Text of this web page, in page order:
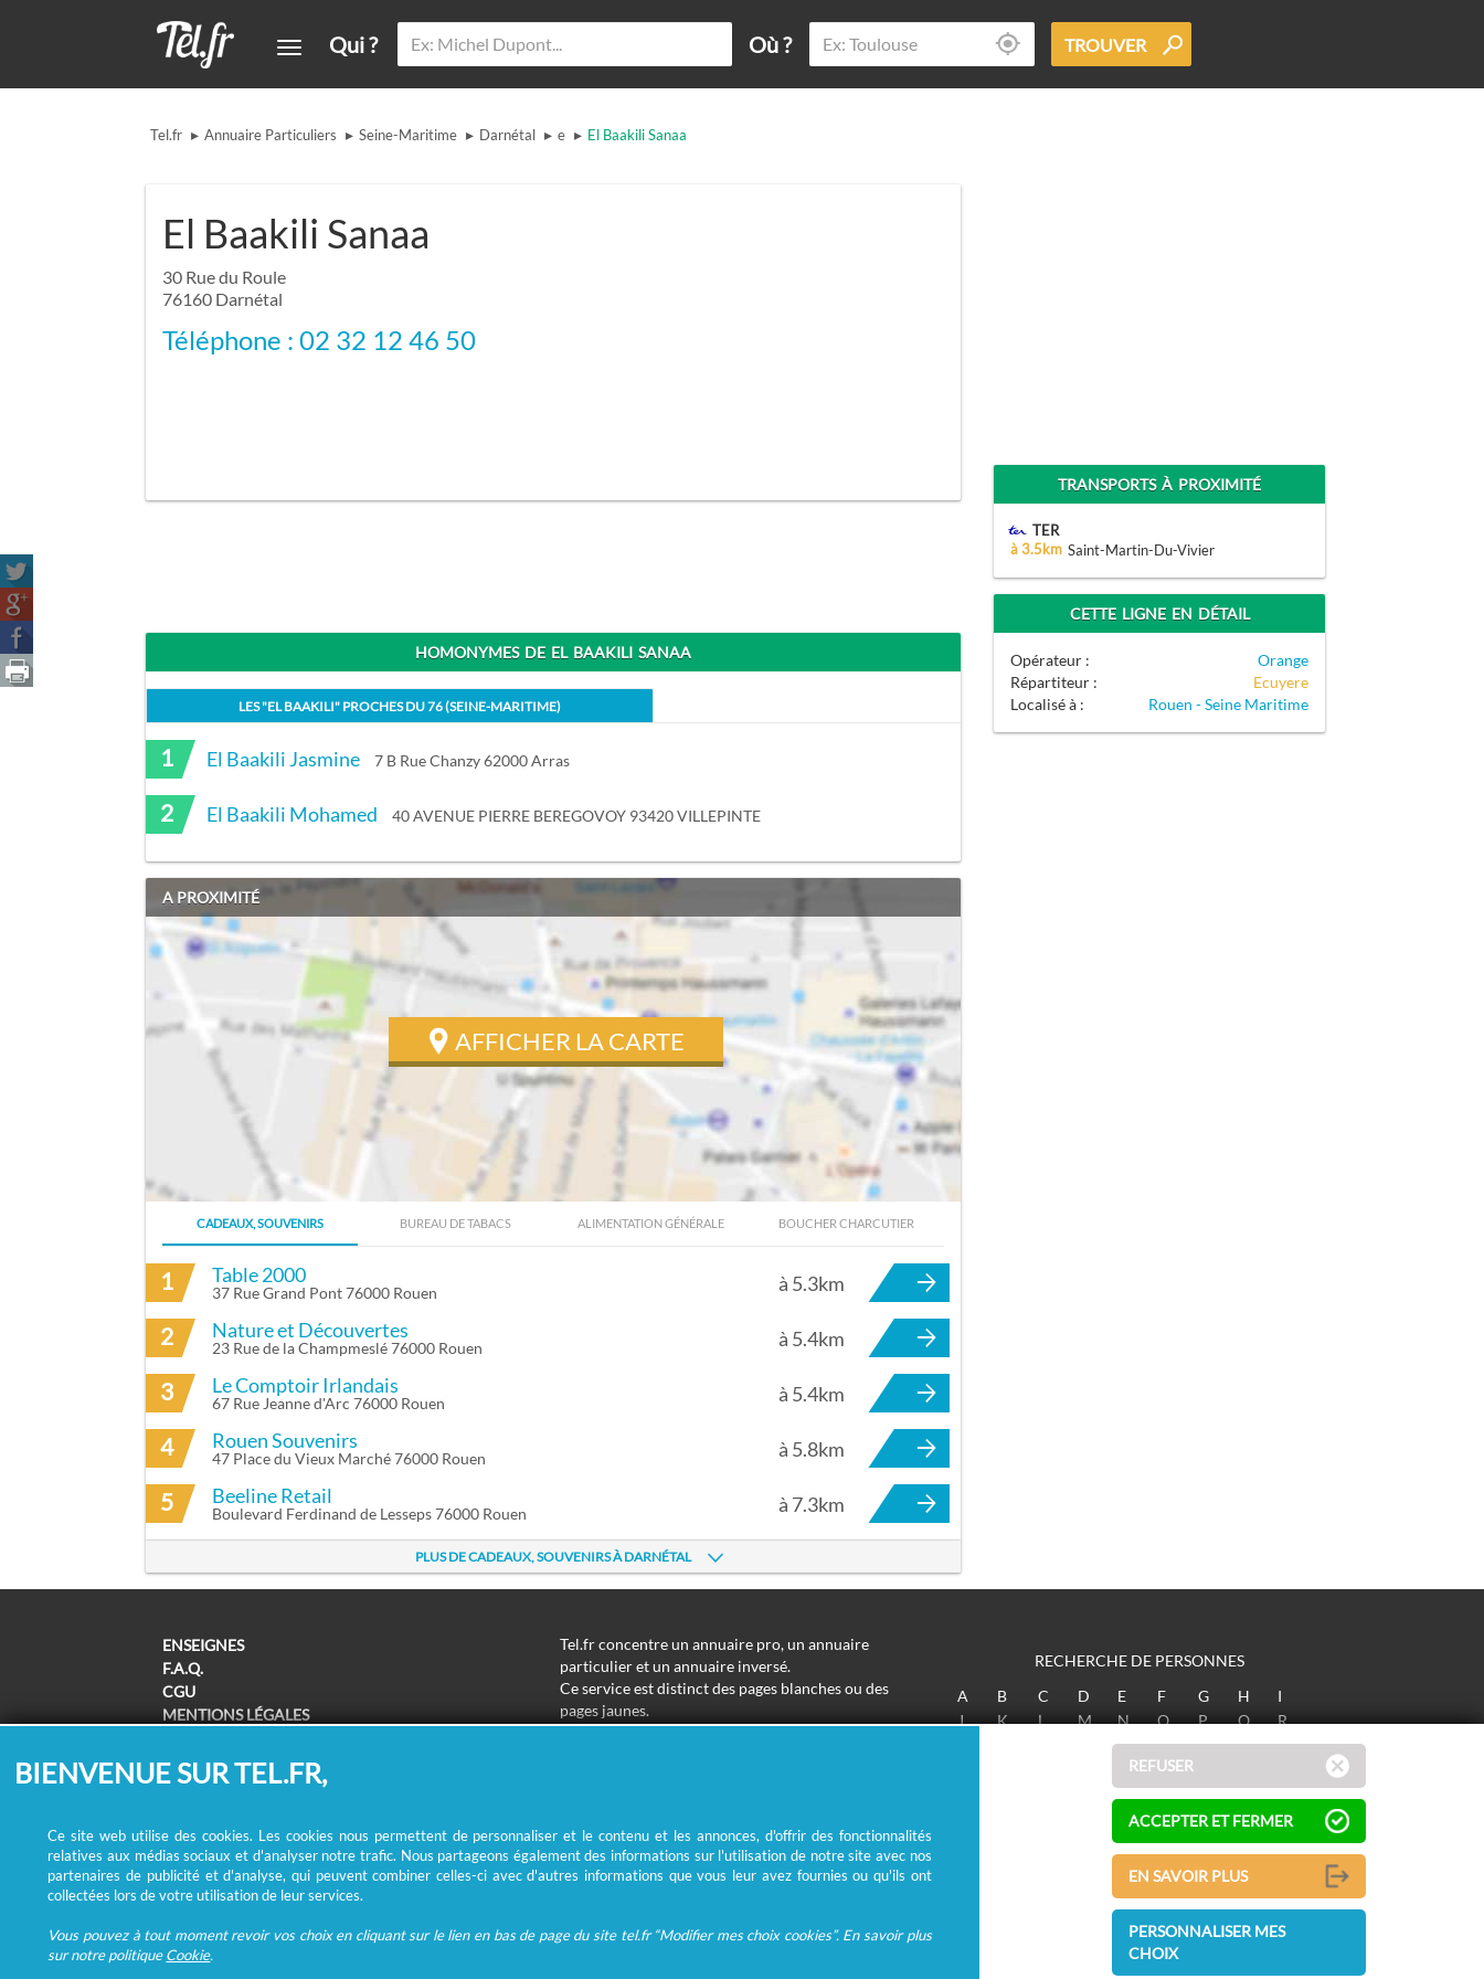
Qui ? Où ? TROUVER
Tel.fr ▸ Annuaire Particuliers ▸ Seine-Maritime ▸ Darnétal ▸ e ▸ El Baakili Sanaa
El Baakili Sanaa
30 Rue du Roule
76160 Darnétal
Téléphone : 02 32 12 46 50
HOMONYMES DE EL BAAKILI SANAA
LES "EL BAAKILI" PROCHES DU76 (SEINE-MARITIME)
1 El Baakili Jasmine 7 B Rue Chanzy 62000 Arras
2 El Baakili Mohamed 40 AVENUE PIERRE BEREGOVOY 93420 VILLEPINTE
A PROXIMITÉ
AFFICHER LA CARTE
ITINÉRAIRE VERS EL BAAKILI SANAA À DARNÉTAL
CADEAUX, SOUVENIRS BUREAU DE TABACS ALIMENTATION GÉNÉRALE BOUCHER CHARCUTIER
1 Table 2000
37 Rue Grand Pont 76000 Rouen à 5.3km
2 Nature et Découvertes
23 Rue de la Champmeslé 76000 Rouen à 5.4km
3 Le Comptoir Irlandais
67 Rue Jeanne d'Arc 76000 Rouen à 5.4km
4 Rouen Souvenirs
47 Place du Vieux Marché 76000 Rouen à 5.8km
5 Beeline Retail
Boulevard Ferdinand de Lesseps 76000 Rouen à 7.3km
PLUS DE CADEAUX, SOUVENIRS À DARNÉTAL
TRANSPORTS À PROXIMITÉ
TER
à 3.5km Saint-Martin-Du-Vivier
CETTE LIGNE EN DÉTAIL
Opérateur :
Orange
Répartiteur :
Ecuyere
Localisé à :
Rouen - Seine Maritime
ENSEIGNES
F.A.Q.
CGU
MENTIONS LÉGALES
POLITIQUE DE COOKIES
MODIFIER MES CHOIX COOKIES
REMBOURSEMENT
Tel.fr concentre un annuaire pro, un annuaire
particulier et un annuaire inversé.
Ce service est distinct des pages blanches ou des
pages jaunes.
Les informations utilisées peuvent donc varier en
nom ou un métier.
Enfin, l'annuaire inversé permet de trouver l'identité
derrière un numéro de téléphone inconnu.
RECHERCHE DE PERSONNES
A
B C D E F G H
I
J
K L M N O P Q
R
W X Y Z
© Ecométrie 2026
BIENVENUE SUR TEL.FR,
Ce site web utilise des cookies. Les cookies nous permettent de personnaliser et le contenu et les annonces, d'offrir des fonctionnalités
relatives aux médias sociaux et d'analyser notre trafic. Nous partageons également des informations sur l'utilisation de notre site avec nos
partenaires de publicité et d'analyse, qui peuvent combiner celles-ci avec d'autres informations que vous leur avez fournies ou qu'ils ont
collectées lors de votre utilisation de leur services.
Vous pouvez à tout moment revoir vos choix en cliquant sur le lien en bas de page du site tel.fr “Modifier mes choix cookies”. En savoir plus
sur notre politiqueCookie.
REFUSER
ACCEPTER ET FERMER
EN SAVOIR PLUS
PERSONNALISER MES
CHOIX